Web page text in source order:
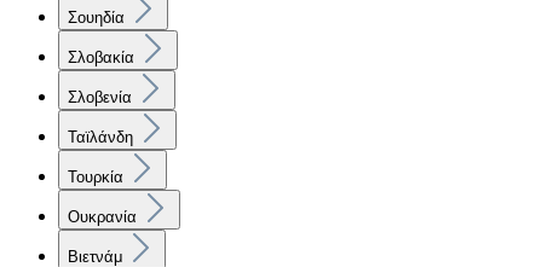
Σουηδία
Σλοβακία
Σλοβενία
Ταϊλάνδη
Τουρκία
Ουκρανία
Βιετνάμ